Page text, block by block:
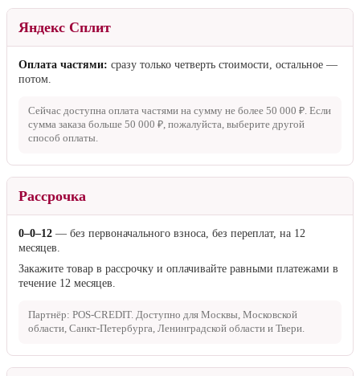
Яндекс Сплит
Оплата частями: сразу только четверть стоимости, остальное —
потом.
Сейчас доступна оплата частями на сумму не более 50 000 ₽. Если
сумма заказа больше 50 000 ₽, пожалуйста, выберите другой
способ оплаты.
Рассрочка
0–0–12 — без первоначального взноса, без переплат, на 12
месяцев.
Закажите товар в рассрочку и оплачивайте равными платежами в
течение 12 месяцев.
Партнёр: POS-CREDIT. Доступно для Москвы, Московской
области, Санкт-Петербурга, Ленинградской области и Твери.